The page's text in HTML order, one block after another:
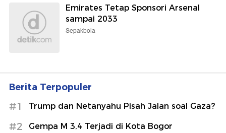
Emirates Tetap Sponsori Arsenal
sampai 2033
Sepakbola
Berita Terpopuler
#1 Trump dan Netanyahu Pisah Jalan soal Gaza?
#2 Gempa M 3,4 Terjadi di Kota Bogor